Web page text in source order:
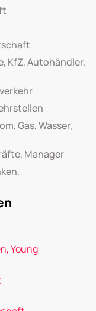
KfZ, Autohändler,
Gas, Wasser,
Manager
Young